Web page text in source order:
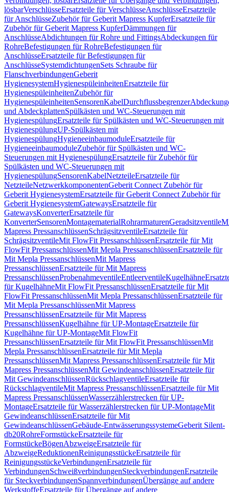
lösbarVerschlüsseErsatzteile für VerschlüsseAnschlüsseErsatzteile
für AnschlüsseZubehör für Geberit Mapress KupferErsatzteile für
Zubehör für Geberit Mapress KupferDämmungen für
AnschlüsseAbdichtungen für Rohre und FittingsAbdeckungen für
RohreBefestigungen für RohreBefestigungen für
AnschlüsseErsatzteile für Befestigungen für
AnschlüsseSystemdichtungenSets Schraube für
FlanschverbindungenGeberit
HygienesystemHygienespüleinheitenErsatzteile für
HygienespüleinheitenZubehör für
HygienespüleinheitenSensorenKabelDurchflussbegrenzer
und AbdeckplattenSpülkästen und WC-Steuerungen mit
HygienespülungErsatzteile für Spülkästen und WC-Steuerungen mit
HygienespülungUP-Spülkästen mit
HygienespülungHygieneeinbaumoduleErsatzteile für
HygieneeinbaumoduleZubehör für Spülkästen und WC-
Steuerungen mit HygienespülungErsatzteile für Zubehör für
Spülkästen und WC-Steuerungen mit
HygienespülungSensorenKabelNetzteileErsatzteile für
NetzteileNetzwerkkomponentenGeberit Connect Zubehör für
Geberit HygienesystemErsatzteile für Geberit Connect Zubehör für
Geberit HygienesystemGatewaysErsatzteile für
GatewaysKonverterErsatzteile für
KonverterSensorenMontagematerialRohrarmaturenGeradsitzventile
Mapress PressanschlüssenSchrägsitzventileErsatzteile für
SchrägsitzventileMit FlowFit PressanschlüssenErsatzteile für Mit
FlowFit PressanschlüssenMit Mepla PressanschlüssenErsatzteile für
Mit Mepla PressanschlüssenMit Mapress
PressanschlüssenErsatzteile für Mit Mapress
PressanschlüssenProbenahmeventileEntleerventileKugelhähne
für KugelhähneMit FlowFit PressanschlüssenErsatzteile für Mit
FlowFit PressanschlüssenMit Mepla PressanschlüssenErsatzteile für
Mit Mepla PressanschlüssenMit Mapress
PressanschlüssenErsatzteile für Mit Mapress
PressanschlüssenKugelhähne für UP-MontageErsatzteile für
Kugelhähne für UP-MontageMit FlowFit
PressanschlüssenErsatzteile für Mit FlowFit PressanschlüssenMit
Mepla PressanschlüssenErsatzteile für Mit Mepla
PressanschlüssenMit Mapress PressanschlüssenErsatzteile für Mit
Mapress PressanschlüssenMit GewindeanschlüssenErsatzteile für
Mit GewindeanschlüssenRückschlagventileErsatzteile für
RückschlagventileMit Mapress PressanschlüssenErsatzteile für Mit
Mapress PressanschlüssenWasserzählerstrecken für UP-
MontageErsatzteile für Wasserzählerstrecken für UP-MontageMit
GewindeanschlüssenErsatzteile für Mit
GewindeanschlüssenGebäude-EntwässerungssystemeGeberit Silent-
db20RohreFormstückeErsatzteile für
FormstückeBögenAbzweigeErsatzteile für
AbzweigeReduktionenReinigungsstückeErsatzteile für
ReinigungsstückeVerbindungenErsatzteile für
VerbindungenSchweißverbindungenSteckverbindungenErsatzteile
für SteckverbindungenSpannverbindungenÜbergänge auf andere
WerkstoffeErsatzteile für Übergänge auf andere